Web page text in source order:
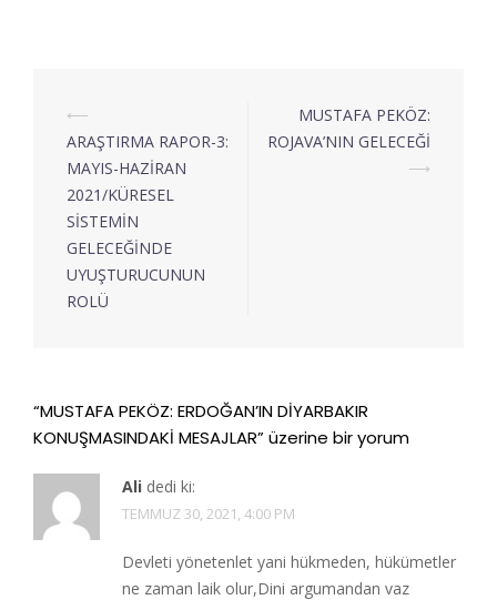
⟵
ARAŞTIRMA RAPOR-3:
MAYIS-HAZİRAN
2021/KÜRESEL
SİSTEMİN
GELECEĞİNDE
UYUŞTURUCUNUN
ROLÜ
MUSTAFA PEKÖZ:
ROJAVA’NIN GELECEĞİ
⟶
“MUSTAFA PEKÖZ: ERDOĞAN’IN DİYARBAKIR
KONUŞMASINDAKİ MESAJLAR” üzerine bir yorum
Ali dedi ki:
TEMMUZ 30, 2021, 4:00 PM
Devleti yönetenlet yani hükmeden, hükümetler
ne zaman laik olur,Dini argumandan vaz